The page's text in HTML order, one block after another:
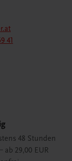
41
48 Stunden
29,00 EUR